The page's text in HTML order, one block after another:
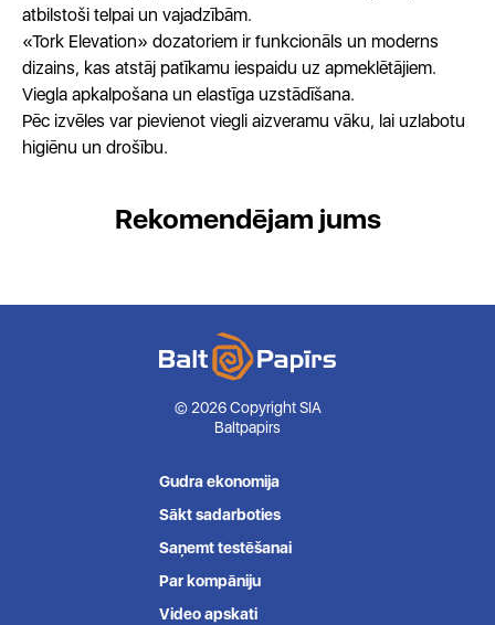
atbilstoši telpai un vajadzībām.
«Tork Elevation» dozatoriem ir funkcionāls un moderns
dizains, kas atstāj patīkamu iespaidu uz apmeklētājiem.
Viegla apkalpošana un elastīga uzstādīšana.
Pēc izvēles var pievienot viegli aizveramu vāku, lai uzlabotu
higiēnu un drošību.
Rekomendējam jums
© 2026 Copyright SIA
Baltpapirs
Gudra ekonomija
Sākt sadarboties
Saņemt testēšanai
Par kompāniju
Video apskati